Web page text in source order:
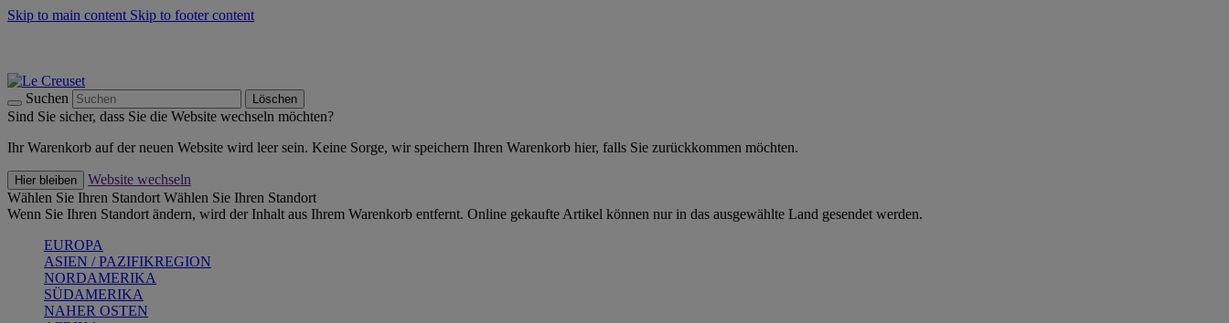
Skip to main content Skip to footer content
Suchen Löschen
Sind Sie sicher, dass Sie die Website wechseln möchten?
Ihr Warenkorb auf der neuen Website wird leer sein. Keine Sorge, wir speichern Ihren Warenkorb hier, falls Sie zurückkommen möchten.
Hier bleiben
Website wechseln
Wählen Sie Ihren Standort Wählen Sie Ihren Standort
Wenn Sie Ihren Standort ändern, wird der Inhalt aus Ihrem Warenkorb entfernt. Online gekaufte Artikel können nur in das ausgewählte Land gesendet werden.
EUROPA
ASIEN / PAZIFIKREGION
NORDAMERIKA
SÜDAMERIKA
NAHER OSTEN